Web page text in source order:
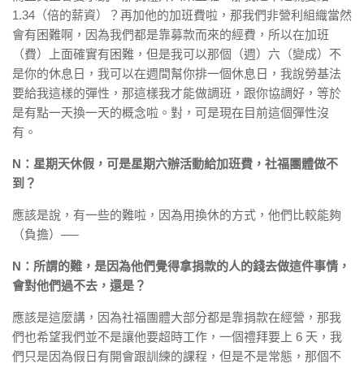
1.34（倍的薪資）？再加他的加班費啦，那我們非營利組織當然
會有困難啊，因為我們都是靠募款而來的經費，所以在加班
（費）上面確實有困難，但是我可以那個（週）六（變成）不
是你的休息日，我可以在週間幫你排一個休息日，我說勞基法
要給我這樣的彈性，那這樣我才能做調班，跟你協調好，等於
是有點一天換一天的概念啦。對，可是現在目前這個彈性沒
有。
N：星期天休假，可是星期六辦活動給加班費，社福團體做不
到？
應該是說，有一些的難啦，因為用換休的方式，他們比較能夠
（負擔）──
N：所謂的難，是因為他們覺得拿捐款的人的錢去做這件事情，
會對他們過不去，還是？
應該是這麼講，因為社福團體大部分都是靠捐款在經營，那我
們也希望我們並不是讓他要超時工作，一個禮拜要上 6 天，我
們只是因為假日有開會跟訓練的課程，但是不是常態，那個不